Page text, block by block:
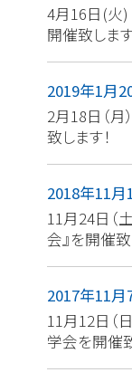
4月16日(火)
開催致します
2019年1月
2月18日（
致します！
2018年11月
11月24日（
会』を開催致
2017年11月
11月12日（
学会を開催